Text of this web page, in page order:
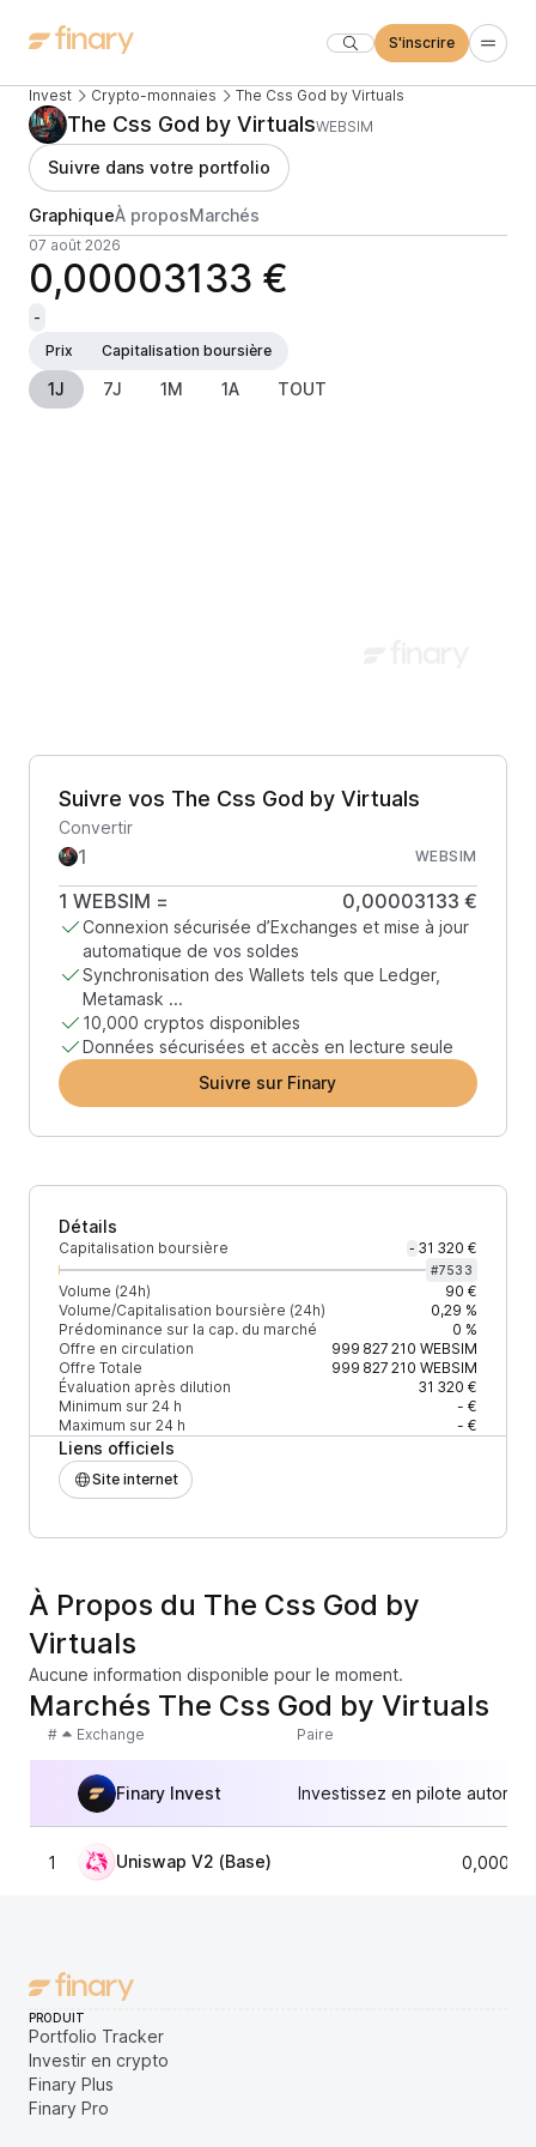
S'inscrire
Invest Crypto-monnaies The Css God by Virtuals
The Css God by VirtualsWEBSIM
Suivre dans votre portfolio
GraphiqueÀ proposMarchés
07 août 2026
0,00003133 €
-
Prix
Capitalisation boursière
1J 7J 1M 1A TOUT
Suivre vos The Css God by Virtuals
Convertir
WEBSIM
1 WEBSIM = 0,00003133 €
Connexion sécurisée d’Exchanges et mise à jour
automatique de vos soldes
Synchronisation des Wallets tels que Ledger,
Metamask ...
10,000 cryptos disponibles
Données sécurisées et accès en lecture seule
Suivre sur Finary
Détails
Capitalisation boursière - 31 320 €
#7533
Volume (24h)
90 €
Volume/Capitalisation boursière (24h)
0,29 %
Prédominance sur la cap. du marché
0 %
Offre en circulation
999 827 210 WEBSIM
Offre Totale
999 827 210 WEBSIM
Évaluation après dilution
31 320 €
Minimum sur 24 h
- €
Maximum sur 24 h
- €
Liens officiels
Site internet
À Propos du The Css God by
Virtuals
Aucune information disponible pour le moment.
Marchés The Css God by Virtuals
# Exchange Paire
Finary Invest Investissez en pilote
1 Uniswap V2 (Base)
PRODUIT
Portfolio Tracker
Investir en crypto
Finary Plus
Finary Pro